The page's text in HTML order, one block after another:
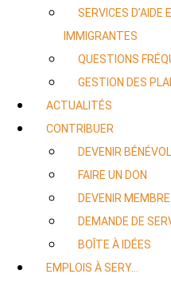
SERVICES D’AIDE
IMMIGRANTES
QUESTIONS
GESTION DES
ACTUALITÉS
CONTRIBUER
DEVENIR
FAIRE UN DON
DEVENIR MEMBRE
DEMANDE DE
BOÎTE À IDÉES
EMPLOIS À SERY…